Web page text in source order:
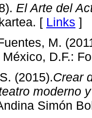
El Arte del
[ Links ]
M.
México, D.F.:
(2015).Crear
moderno
Simón